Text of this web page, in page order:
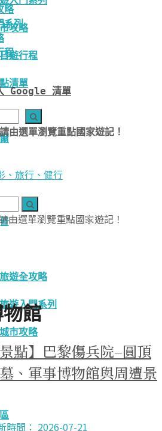
攻略
遊行程
清單
遊全攻略
遊入門系列
市攻略
略
系列
程
Google 清單
由選單瀏覽重點國家遊記！
由選單瀏覽重點國家遊記！
館
點】巴黎傷兵院–圓頂
、軍事博物館與周遭景
時間： 2026-07-21